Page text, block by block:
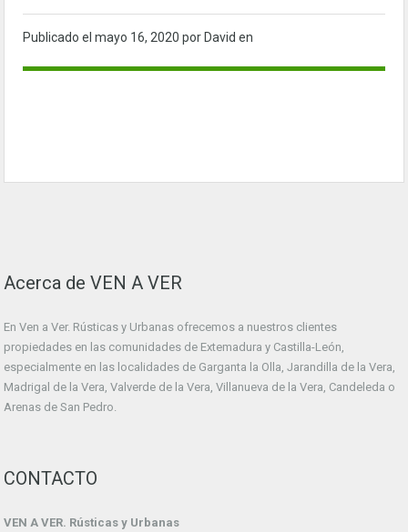
Publicado el mayo 16, 2020 por David en
Acerca de VEN A VER
En Ven a Ver. Rústicas y Urbanas ofrecemos a nuestros clientes
propiedades en las comunidades de Extemadura y Castilla-León,
especialmente en las localidades de Garganta la Olla, Jarandilla de la Vera,
Madrigal de la Vera, Valverde de la Vera, Villanueva de la Vera, Candeleda o
Arenas de San Pedro.
CONTACTO
VEN A VER. Rústicas y Urbanas